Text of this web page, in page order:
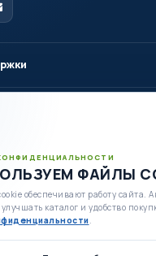
88-88
54-80
ФАЙЛЫ
обеспечивают работу сайта.
каталог и удобство
.